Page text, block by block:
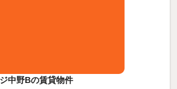
中野Bの賃貸物件